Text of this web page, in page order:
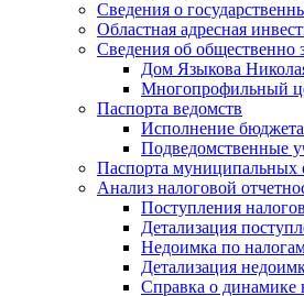
Сведения о
Областная адресная
Сведения об общественно
Дом Языкова
Многопрофильный
Паспорта ведомств
Исполнение бюджета
Подведомственные
Паспорта муниципальных
Анализ налоговой
Поступления
Детализация
Недоимка по
Детализация
Справка о динамике